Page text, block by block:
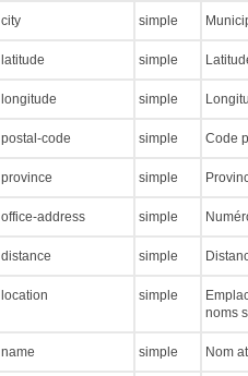
city simple
latitude simple
longitude simple
postal-code simple Code
province simple
office-address simple
distance simple
location simple
noms
name simple Nom